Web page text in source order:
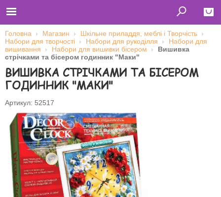
Close
Главная
Футболки
Толстовки (кенгурушки)
Свитшоты
Лонгсливы
Бейсболки
Оплата и доставка
О нас
Сотрудничество
Ім'я користувача
Пароль
Головна Магазин
Шкільне приладдя, меблі і Творчість
Набори для творчості
Набори для рукоділля
Набори для
вишивання
Набори для вишивки бісером
Вишивка
стрічками та бісером годинник "Маки"
ВИШИВКА СТРІЧКАМИ ТА БІСЕРОМ
ГОДИННИК "МАКИ"
Артикул: 52517